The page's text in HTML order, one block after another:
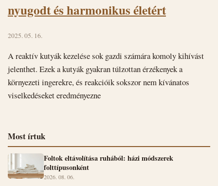
nyugodt és harmonikus életért
2025. 05. 16.
A reaktív kutyák kezelése sok gazdi számára komoly kihívást
jelenthet. Ezek a kutyák gyakran túlzottan érzékenyek a
környezeti ingerekre, és reakcióik sokszor nem kívánatos
viselkedéseket eredményezne
Most írtuk
Foltok eltávolítása ruhából: házi módszerek
folttípusonként
2026. 08. 06.